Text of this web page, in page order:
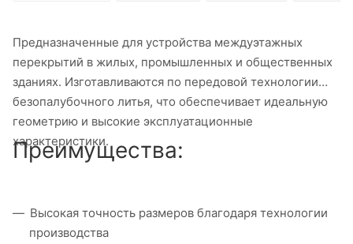
Предназначенные для устройства междуэтажных
перекрытий в жилых, промышленных и общественных
зданиях. Изготавливаются по передовой технологии
безопалубочного литья, что обеспечивает идеальную
геометрию и высокие эксплуатационные
характеристики.
Преимущества:
Высокая точность размеров благодаря технологии
производства